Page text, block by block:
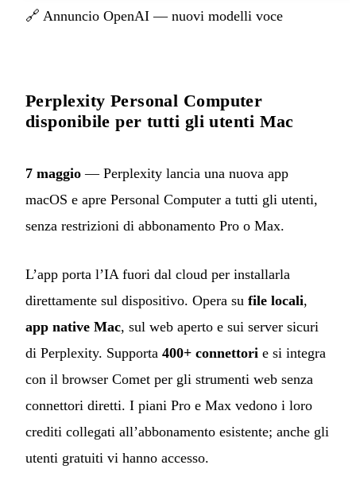
🔗 Annuncio OpenAI — nuovi modelli voce
Perplexity Personal Computer
disponibile per tutti gli utenti Mac
7 maggio — Perplexity lancia una nuova app
macOS e apre Personal Computer a tutti gli utenti,
senza restrizioni di abbonamento Pro o Max.
L’app porta l’IA fuori dal cloud per installarla
direttamente sul dispositivo. Opera su file locali,
app native Mac, sul web aperto e sui server sicuri
di Perplexity. Supporta 400+ connettori e si integra
con il browser Comet per gli strumenti web senza
connettori diretti. I piani Pro e Max vedono i loro
crediti collegati all’abbonamento esistente; anche gli
utenti gratuiti vi hanno accesso.